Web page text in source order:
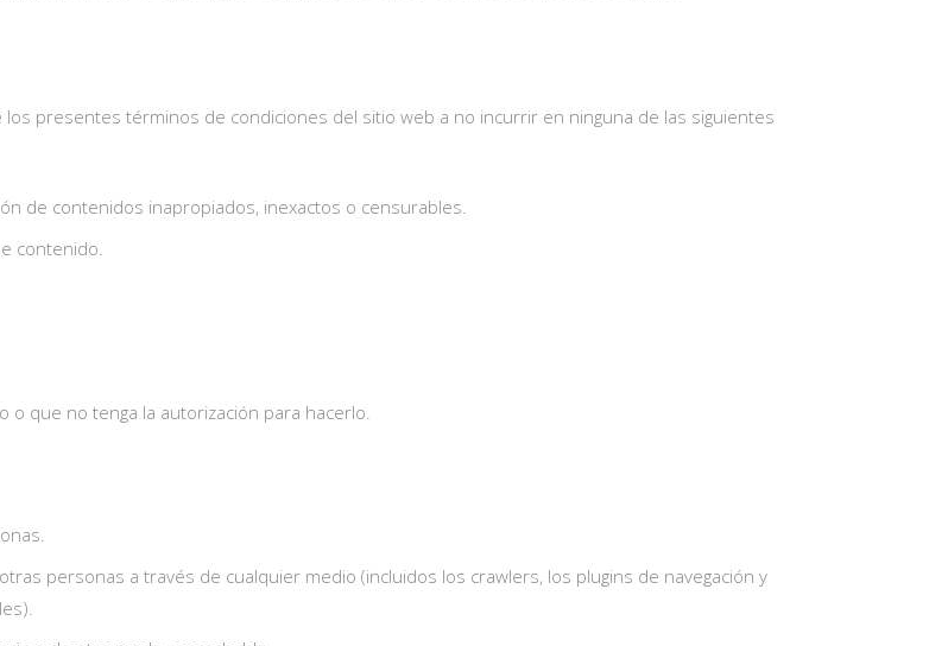
presentes términos de condiciones del sitio web a no incurrir en ninguna de las siguientes
de contenidos inapropiados, inexactos o censurables.
contenido.
que no tenga la autorización para hacerlo.
personas a través de cualquier medio (incluidos los crawlers, los plugins de navegación y